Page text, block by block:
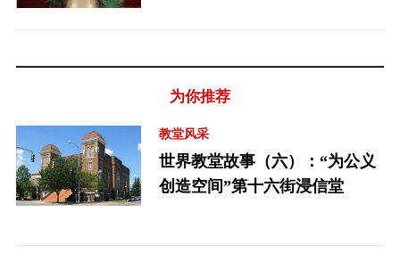
为你推荐
教堂风采
世界教堂故事（六）：“为公义
创造空间”第十六街浸信堂